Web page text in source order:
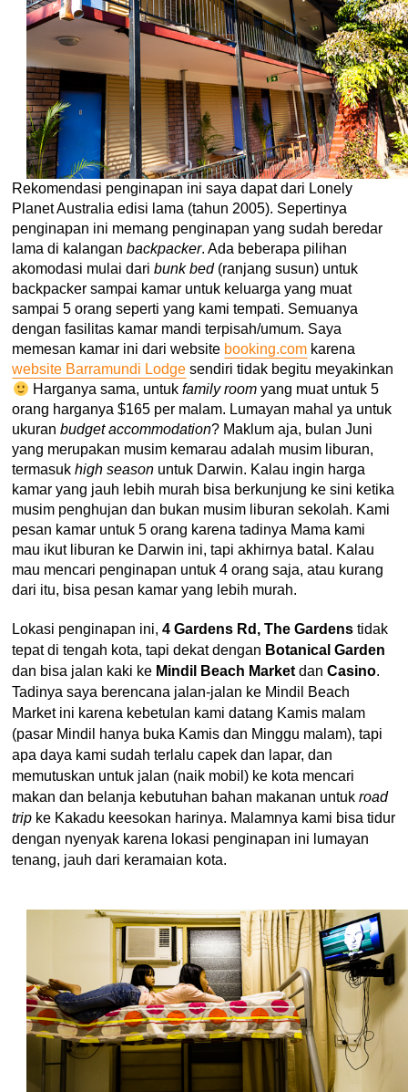
Rekomendasi penginapan ini saya dapat dari Lonely
Planet Australia edisi lama (tahun 2005). Sepertinya
penginapan ini memang penginapan yang sudah beredar
lama di kalanganbackpacker. Ada beberapa pilihan
akomodasi mulai daribunk bed(ranjang susun) untuk
backpacker sampai kamar untuk keluarga yang muat
sampai 5 orang seperti yang kami tempati. Semuanya
dengan fasilitas kamar mandi terpisah/umum. Saya
memesan kamar ini dari website booking.com karena
website Barramundi Lodge sendiri tidak begitu meyakinkan
Harganya sama, untuk family roomyang muat untuk 5
orang harganya $165 per malam. Lumayan mahal ya untuk
ukuranbudget accommodation? Maklum aja, bulan Juni
yang merupakan musim kemarau adalah musim liburan,
termasukhigh season untuk Darwin. Kalau ingin harga
kamar yang jauh lebih murah bisa berkunjung ke sini ketika
musim penghujan dan bukan musim liburan sekolah. Kami
pesan kamar untuk 5 orang karena tadinya Mama kami
mau ikut liburan ke Darwin ini, tapi akhirnya batal. Kalau
mau mencari penginapan untuk 4 orang saja, atau kurang
dari itu, bisa pesan kamar yang lebih murah.
Lokasi penginapan ini,4 Gardens Rd, The Gardens tidak
tepat di tengah kota, tapi dekat dengan Botanical Garden
dan bisa jalan kaki ke Mindil Beach Market danCasino.
Tadinya saya berencana jalan-jalan ke Mindil Beach
Market ini karena kebetulan kami datang Kamis malam
(pasar Mindil hanya buka Kamis dan Minggu malam), tapi
apa daya kami sudah terlalu capek dan lapar, dan
memutuskan untuk jalan (naik mobil) ke kota mencari
makan dan belanja kebutuhan bahan makanan untukroad
trip ke Kakadu keesokan harinya. Malamnya kami bisa tidur
dengan nyenyak karena lokasi penginapan ini lumayan
tenang, jauh dari keramaian kota.